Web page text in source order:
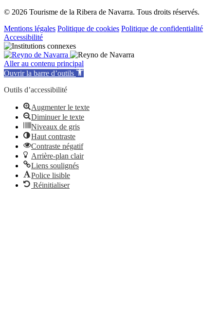
© 2026 Tourisme de la Ribera de Navarra. Tous droits réservés.
Mentions légales Politique de cookies Politique de confidentialité
Accessibilité
Aller au contenu principal
Ouvrir la barre d’outils
Outils d’accessibilité
Augmenter le texte
Diminuer le texte
Niveaux de gris
Haut contraste
Contraste négatif
Arrière-plan clair
Liens soulignés
Police lisible
Réinitialiser